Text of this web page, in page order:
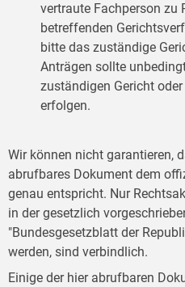
vertraute Fachperson zu
betreffenden
bitte das zuständige
Anträgen sollte
zuständigen Gericht
erfolgen.
Wir können nicht garantieren,
abrufbares Dokument dem
genau entspricht. Nur
in der gesetzlich
"Bundesgesetzblatt der
werden, sind verbindlich.
Einige der hier abrufbaren